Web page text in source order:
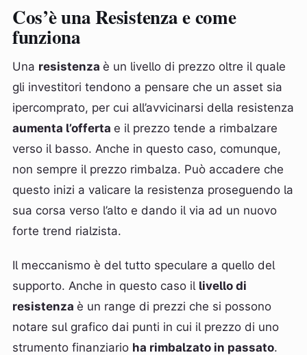
Cos’è una Resistenza e come
funziona
Una resistenza è un livello di prezzo oltre il quale
gli investitori tendono a pensare che un asset sia
ipercomprato, per cui all’avvicinarsi della resistenza
aumenta l’offerta e il prezzo tende a rimbalzare
verso il basso. Anche in questo caso, comunque,
non sempre il prezzo rimbalza. Può accadere che
questo inizi a valicare la resistenza proseguendo la
sua corsa verso l’alto e dando il via ad un nuovo
forte trend rialzista.
Il meccanismo è del tutto speculare a quello del
supporto. Anche in questo caso il livello di
resistenza è un range di prezzi che si possono
notare sul grafico dai punti in cui il prezzo di uno
strumento finanziario ha rimbalzato in passato.